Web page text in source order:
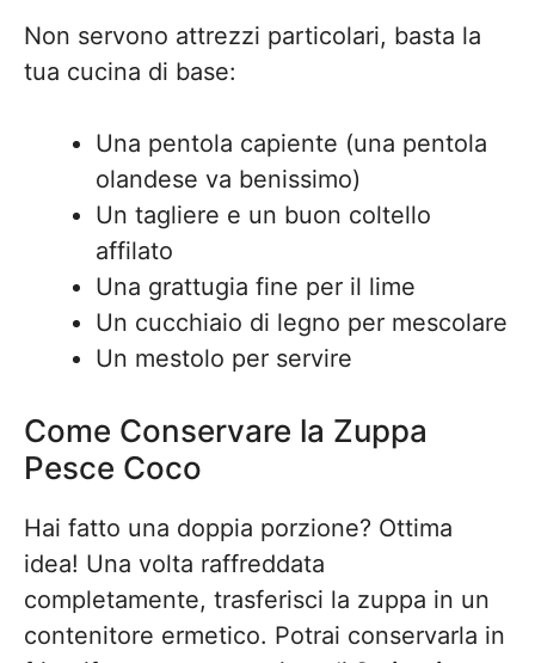
Non servono attrezzi particolari, basta la
tua cucina di base:
Una pentola capiente (una pentola
olandese va benissimo)
Un tagliere e un buon coltello
affilato
Una grattugia fine per il lime
Un cucchiaio di legno per mescolare
Un mestolo per servire
Come Conservare la Zuppa
Pesce Coco
Hai fatto una doppia porzione? Ottima
idea! Una volta raffreddata
completamente, trasferisci la zuppa in un
contenitore ermetico. Potrai conservarla in